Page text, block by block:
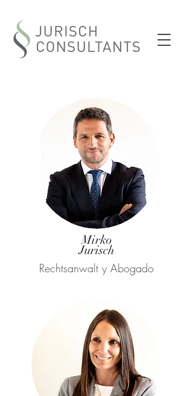
Mirko
Jurisch
Rechtsanwalt y Abogado